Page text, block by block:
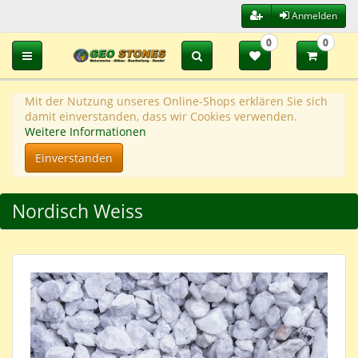
Anmelden
Toggle navigation
0 0
Mit der Nutzung unseres Online-Shops erklären Sie sich
damit einverstanden, dass wir Cookies verwenden.
Weitere Informationen
Einverstanden
Nordisch Weiss